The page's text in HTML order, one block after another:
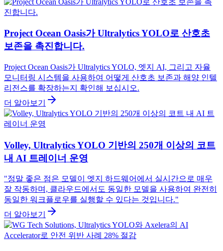
Project Ocean Oasis가 Ultralytics YOLO로 산호초
보존을 촉진합니다.
Project Ocean Oasis가 Ultralytics YOLO, 엣지 AI, 그리고 자율
모니터링 시스템을 사용하여 어떻게 산호초 보존과 해양 인텔
리전스를 확장하는지 확인해 보십시오.
더 알아보기
Volley, Ultralytics YOLO 기반의 250개 이상의 코트
내 AI 트레이너 운영
"정말 좋은 점은 모델이 엣지 하드웨어에서 실시간으로 매우
잘 작동하며, 클라우드에서도 동일한 모델을 사용하여 완전히
동일한 워크플로우를 실행할 수 있다는 것입니다."
더 알아보기